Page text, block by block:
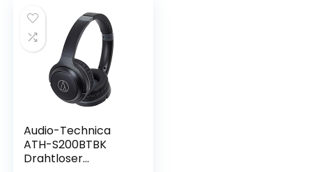
Audio-Technica
ATH-S200BTBK
Drahtloser